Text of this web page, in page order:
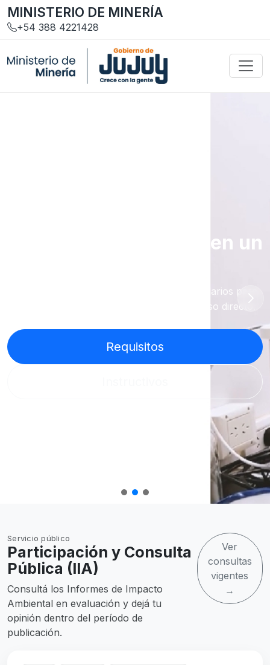
MINISTERIO DE MINERÍA
+54 388 4221428
Trámites y requisitos en un
Requisitos ambientales, instructivos y formularios para
empresas y productores mineros, con acceso directo.
Requisitos
Servicio público
Participación y Consulta
Pública (IIA)
Consultá los Informes de Impacto
Ambiental en evaluación y dejá tu
opinión dentro del período de
publicación.
Ver
consultas
vigentes
→